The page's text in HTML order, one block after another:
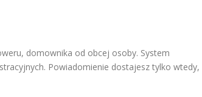
domownika od obcej osoby. System
Powiadomienie dostajesz tylko wtedy,